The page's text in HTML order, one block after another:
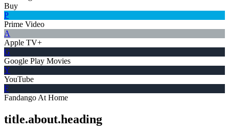
Buy
P
Prime Video
A
Apple TV+
G
Google Play Movies
Y
YouTube
F
Fandango At Home
title.about.heading